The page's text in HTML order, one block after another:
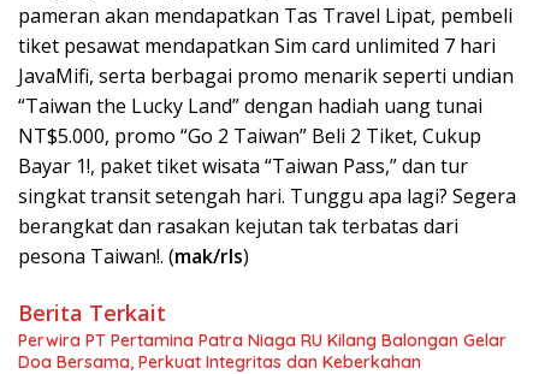
pameran akan mendapatkan Tas Travel Lipat, pembeli
tiket pesawat mendapatkan Sim card unlimited 7 hari
JavaMifi, serta berbagai promo menarik seperti undian
“Taiwan the Lucky Land” dengan hadiah uang tunai
NT$5.000, promo “Go 2 Taiwan” Beli 2 Tiket, Cukup
Bayar 1!, paket tiket wisata “Taiwan Pass,” dan tur
singkat transit setengah hari. Tunggu apa lagi? Segera
berangkat dan rasakan kejutan tak terbatas dari
pesona Taiwan!. (mak/rls)
Berita Terkait
Perwira PT Pertamina Patra Niaga RU Kilang Balongan Gelar
Doa Bersama, Perkuat Integritas dan Keberkahan